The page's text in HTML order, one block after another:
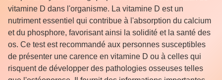
vitamine D dans l'organisme. La vitamine D est un
nutriment essentiel qui contribue à l'absorption du calcium
et du phosphore, favorisant ainsi la solidité et la santé des
os. Ce test est recommandé aux personnes susceptibles
de présenter une carence en vitamine D ou à celles qui
risquent de développer des pathologies osseuses telles